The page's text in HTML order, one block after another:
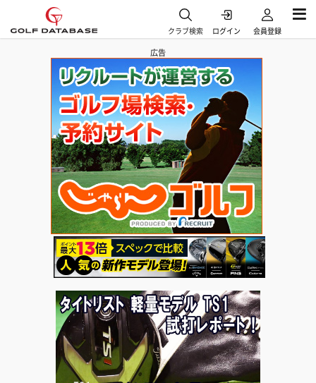
クラブ検索 ログイン 会員登録
広告